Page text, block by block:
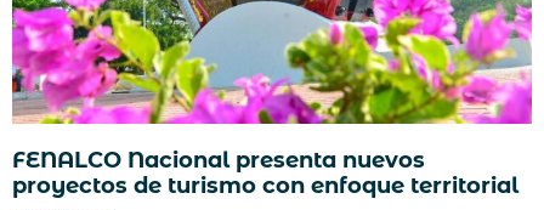
FENALCO Nacional presenta nuevos
proyectos de turismo con enfoque territorial